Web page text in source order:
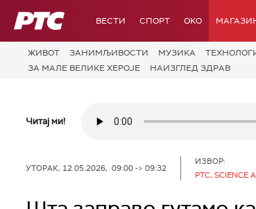
РТС ВЕСТИ СПОРТ OKO
ЖИВОТ ЗАНИМЉИВОСТИ МУЗИКА
ЗА МАЛЕ ВЕЛИКЕ ХЕРОЈЕ
НАИЗГЛЕД ЗДРАВ
Читај ми!
УТОРАК, 12.05.2026, 09:00 -> 09:32
ИЗВОР:
РТС, SCIENCE